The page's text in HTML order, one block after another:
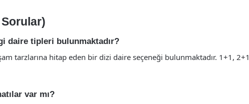
Sorular)
daire tipleri bulunmaktadır?
tarzlarına hitap eden bir dizi daire seçeneği bulunmaktadır. 1+1, 2+1
var mı?